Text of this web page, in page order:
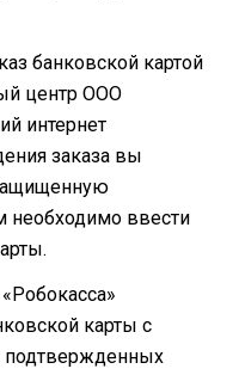
банковской картой
центр ООО
интернет
заказа вы
необходимо ввести
карты с
подтвержденных